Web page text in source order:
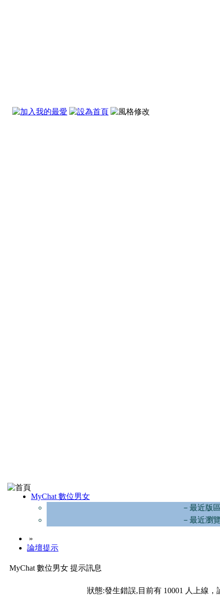
MyChat 數位男女
－最近版
－最近瀏
»
論壇提示
MyChat 數位男女 提示訊息
狀態:發生錯誤,目前有 10001 人上線